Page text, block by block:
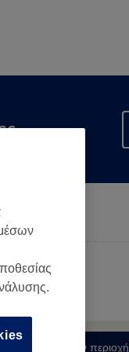
Αναζήτηση στην περιοχή
μέσων